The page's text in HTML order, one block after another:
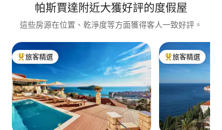
帕斯賈達附近大獲好評的度假屋
這些房源在位置、乾淨度等方面獲得客人一致好評。
旅客精選榜首
旅客精選 旅客精選榜首
旅客精選